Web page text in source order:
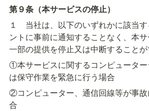
第９条（本サービスの停止）
１　当社は、以下のいずれかに該当
ントに事前に通知することなく、本
一部の提供を停止又は中断することが
①本サービスに関するコンピュータ
は保守作業を緊急に行う場合
②コンピューター、通信回線等が事
合